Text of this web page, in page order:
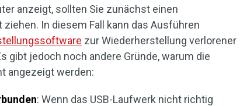
anzeigt, sollten Sie zunächst einen
In diesem Fall kann das Ausführen
zur Wiederherstellung verlorener
gibt jedoch noch andere Gründe, warum die
angezeigt werden:
: Wenn das USB-Laufwerk nicht richtig